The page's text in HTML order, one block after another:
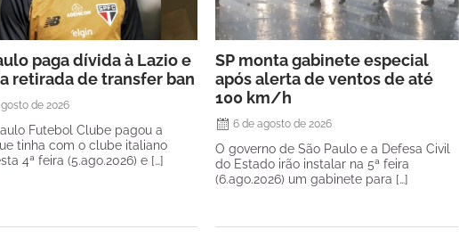
paga dívida à Lazio e
retirada de transfer ban
de 2026
Futebol Clube pagou a
tinha com o clube italiano
4ª feira (5.ago.2026) e […]
SP monta gabinete especial
após alerta de ventos de até
100 km/h
6 de agosto de 2026
O governo de São Paulo e a Defesa Civil
do Estado irão instalar na 5ª feira
(6.ago.2026) um gabinete para […]